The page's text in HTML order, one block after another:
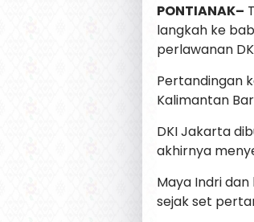
PONTIANAK–
langkah ke
perlawanan
Pertandingan
Kalimantan
DKI Jakarta
akhirnya
Maya Indri
sejak set